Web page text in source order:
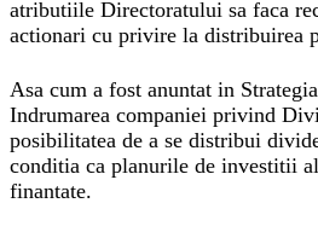
atributiile Directoratului sa faca
actionari cu privire la distribuirea
Asa cum a fost anuntat in
Indrumarea companiei privind
posibilitatea de a se distribui
conditia ca planurile de investitii
finantate.